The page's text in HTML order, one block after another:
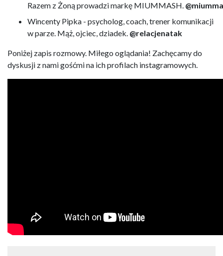
Razem z Żoną prowadzi markę MIUMMASH.
Wincenty Pipka - psycholog, coach, trener komunikacji
w parze. Mąż, ojciec, dziadek. @relacjenatak
Poniżej zapis rozmowy. Miłego oglądania! Zachęcamy do
dyskusji z nami gośćmi na ich profilach instagramowych.